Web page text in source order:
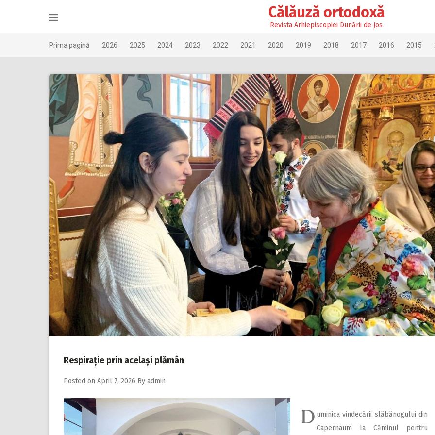
Călăuză ortodoxă
Revista Arhiepiscopiei Dunării de Jos
Prima pagină 2026 2025 2024 2023 2022 2021 2020 2019 2018 2017 2016 2015
Respirație prin același plămân
Posted on April 7, 2026 By admin
D uminica vindecării slăbănogului din
Capernaum la Căminul pentru